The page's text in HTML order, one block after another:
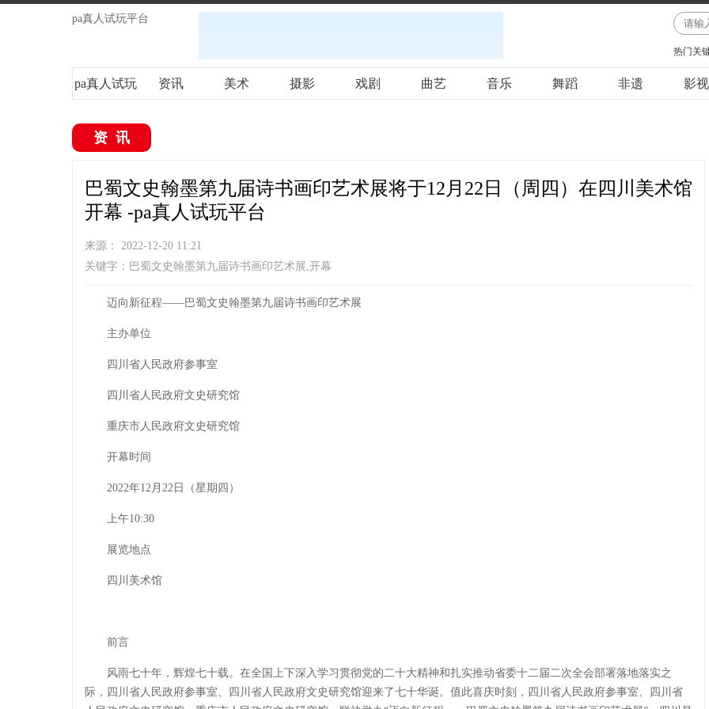
pa真人试玩平台
热门关
pa真人试玩 资讯 美术 摄影 戏剧 曲艺 音乐 舞蹈 非遗 影视
资讯
巴蜀文史翰墨第九届诗书画印艺术展将于12月22日（周四）在四川美术馆
开幕 -pa真人试玩平台
来源： 2022-12-20 11:21
关键字：巴蜀文史翰墨第九届诗书画印艺术展,开幕
迈向新征程——巴蜀文史翰墨第九届诗书画印艺术展
主办单位
四川省人民政府参事室
四川省人民政府文史研究馆
重庆市人民政府文史研究馆
开幕时间
2022年12月22日（星期四）
上午10:30
展览地点
四川美术馆
前言
风雨七十年，辉煌七十载。在全国上下深入学习贯彻党的二十大精神和扎实推动省委十二届二次全会部署落地落实之
际，四川省人民政府参事室、四川省人民政府文史研究馆迎来了七十华诞。值此喜庆时刻，四川省人民政府参事室、四川省